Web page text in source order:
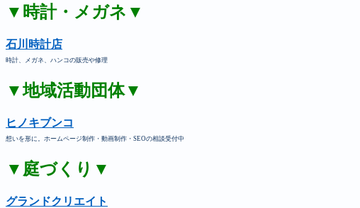
▼時計・メガネ▼
石川時計店
時計、メガネ、ハンコの販売や修理
▼地域活動団体▼
ヒノキブンコ
想いを形に。ホームページ制作・動画制作・SEOの相談受付中
▼庭づくり▼
グランドクリエイト